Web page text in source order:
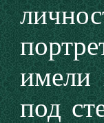
имели
под